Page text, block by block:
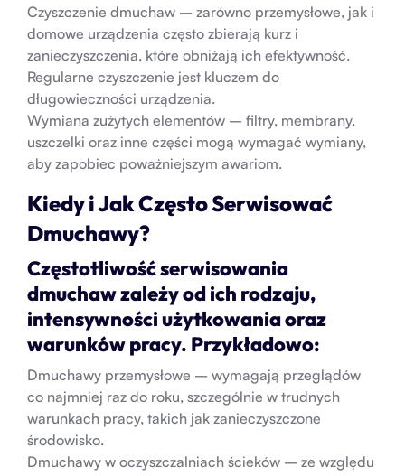
Czyszczenie dmuchaw – zarówno przemysłowe, jak i
domowe urządzenia często zbierają kurz i
zanieczyszczenia, które obniżają ich efektywność.
Regularne czyszczenie jest kluczem do
długowieczności urządzenia.
Wymiana zużytych elementów – filtry, membrany,
uszczelki oraz inne części mogą wymagać wymiany,
aby zapobiec poważniejszym awariom.
Kiedy i Jak Często Serwisować
Dmuchawy?
Częstotliwość serwisowania
dmuchaw zależy od ich rodzaju,
intensywności użytkowania oraz
warunków pracy. Przykładowo:
Dmuchawy przemysłowe – wymagają przeglądów
co najmniej raz do roku, szczególnie w trudnych
warunkach pracy, takich jak zanieczyszczone
środowisko.
Dmuchawy w oczyszczalniach ścieków – ze względu